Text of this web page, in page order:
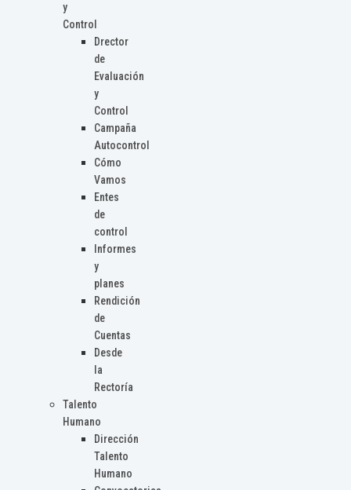
y
Control
Drector
de
Evaluación
y
Control
Campaña
Autocontrol
Cómo
Vamos
Entes
de
control
Informes
y
planes
Rendición
de
Cuentas
Desde
la
Rectoría
Talento
Humano
Dirección
Talento
Humano